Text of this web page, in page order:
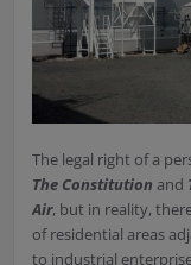
The legal right of a
The Constitution and
Air, but in reality,
of residential areas
to industrial